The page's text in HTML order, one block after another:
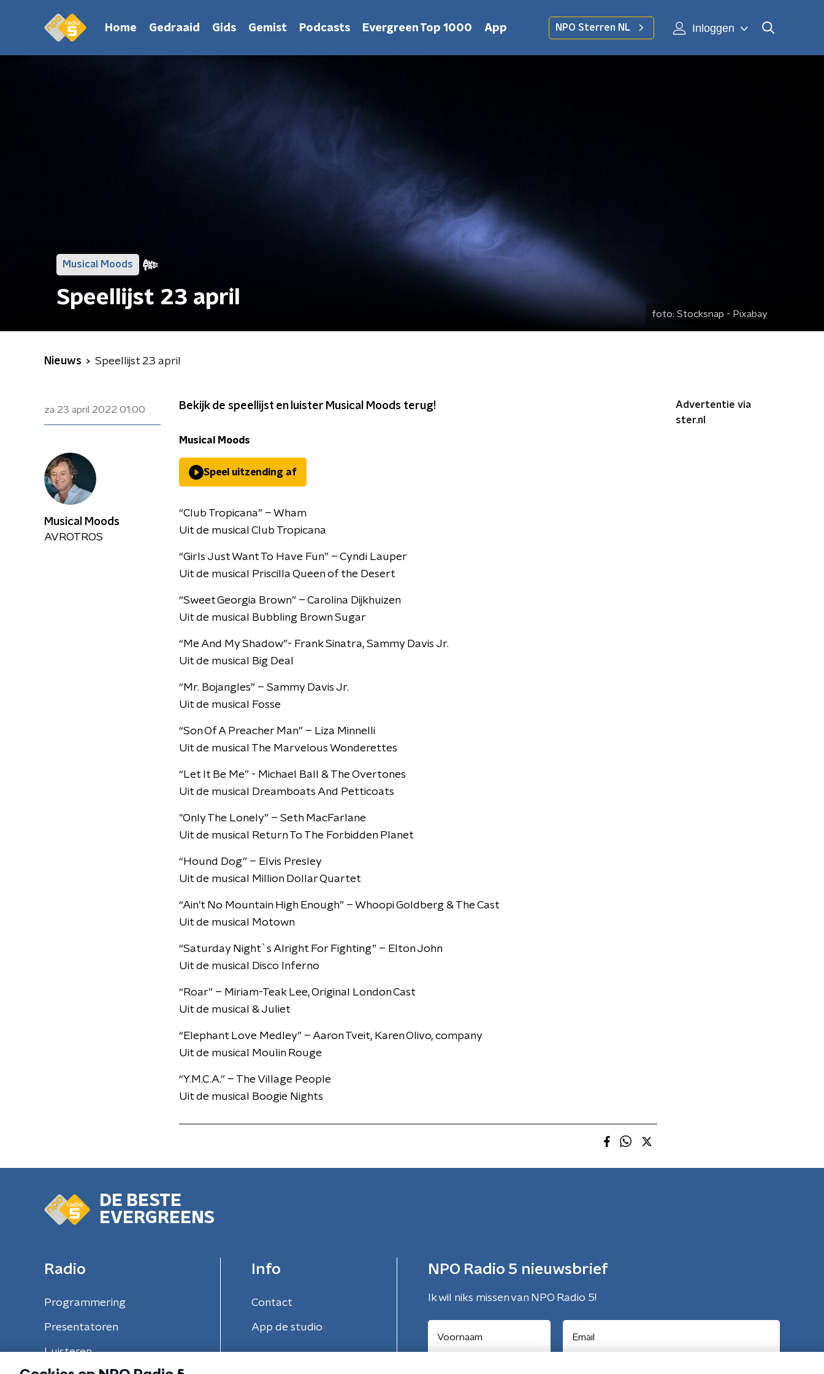
Home Gedraaid Gids Gemist Podcasts Evergreen Top 1000 App NPO Sterren NL Inloggen
Musical Moods
Speellijst 23 april
foto: Stocksnap - Pixabay
Nieuws Speellijst 23 april
za 23 april 2022 01:00 Bekijk de speellijst en luister Musical Moods terug!
Musical Moods
Speel uitzending af
“Club Tropicana” – Wham
Uit de musical Club Tropicana
“Girls Just Want To Have Fun” – Cyndi Lauper
Uit de musical Priscilla Queen of the Desert
“Sweet Georgia Brown” – Carolina Dijkhuizen
Uit de musical Bubbling Brown Sugar
“Me And My Shadow”- Frank Sinatra, Sammy Davis Jr.
Uit de musical Big Deal
“Mr. Bojangles” – Sammy Davis Jr.
Uit de musical Fosse
“Son Of A Preacher Man” – Liza Minnelli
Uit de musical The Marvelous Wonderettes
“Let It Be Me” - Michael Ball & The Overtones
Uit de musical Dreamboats And Petticoats
"Only The Lonely” – Seth MacFarlane
Uit de musical Return To The Forbidden Planet
“Hound Dog” – Elvis Presley
Uit de musical Million Dollar Quartet
“Ain't No Mountain High Enough” – Whoopi Goldberg & The Cast
Uit de musical Motown
“Saturday Night`s Alright For Fighting” – Elton John
Uit de musical Disco Inferno
“Roar” – Miriam-Teak Lee, Original London Cast
Uit de musical & Juliet
“Elephant Love Medley” – Aaron Tveit, Karen Olivo, company
Uit de musical Moulin Rouge
“Y.M.C.A.” – The Village People
Uit de musical Boogie Nights
Advertentie via
ster.nl
Musical Moods
AVROTROS
DE BESTE
EVERGREENS
Radio
Programmering
Presentatoren
Luisteren
Info
Contact
App de studio
NPO Radio 5 nieuwsbrief
Ik wil niks missen van NPO Radio 5!